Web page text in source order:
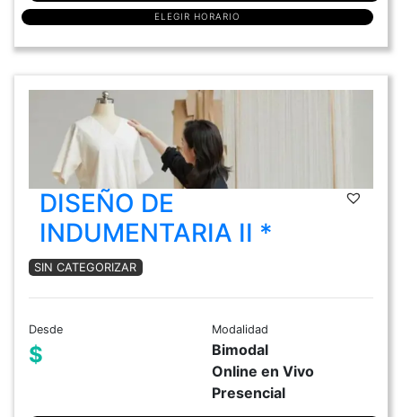
ELEGIR HORARIO
DISEÑO DE
INDUMENTARIA II *
SIN CATEGORIZAR
Desde
$
Modalidad
Bimodal
Online en Vivo
Presencial